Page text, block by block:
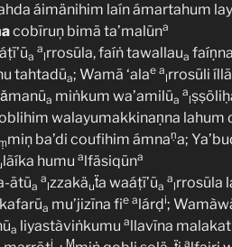
áimänihim laín ámartahum
cobīruņ bimā ta’malūna
a
a
lrrosūla, faíṅ tawallaua
tahtadūa; Wamā ‘alae a
lrrosūli íllā
a miṅkum wa’amilūa
a
l
walayumakkinaṇna lahum
miņ ba’di coufihim ámnaṇa;
lãíka humu alfäsiqūna
ātūa
a
lzzakäuẗa waáṭī’ūa
a
lrrosūla
a mu’jizīna fie alárḍ i;
a liyastàviṅkumu allavīna
i Ṃ a